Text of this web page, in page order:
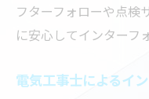
フターフォローや点検
に安心してインターフ
電気工事士によるイ